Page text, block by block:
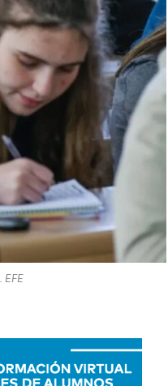
EFE